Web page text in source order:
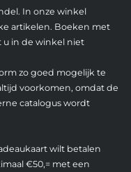
In onze winkel
artikelen. Boeken met
u in de winkel niet
zo goed mogelijk te
voorkomen, omdat de
catalogus wordt
wilt betalen
€50,= met een